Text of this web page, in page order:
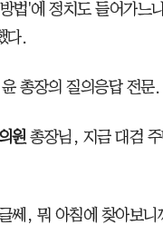
법'에 정치도 들어가느
다.
총장의 질의응답 전문.
원 총장님, 지금 대검
쎄, 뭐 아침에 찾아보니